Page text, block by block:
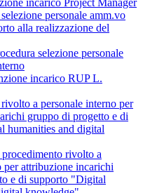
incarico Project Manager
personale amm.vo
alla realizzazione del
selezione personale
incarico RUP L.
a personale interno per
gruppo di progetto e di
humanities and digital
rivolto a
per attribuzione incarichi
e di supporto "Digital